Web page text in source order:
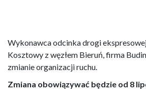
Wykonawca odcinka drogi ekspresowej
Kosztowy z węzłem Bieruń, firma
zmianie organizacji ruchu.
Zmiana obowiązywać będzie od 8